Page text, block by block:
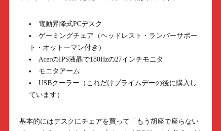
電動昇降式PCデスク
ゲーミングチェア（ヘッドレスト・ランバーサポー
ト・オットーマン付き）
AcerのIPS液晶で180Hzの27インチモニタ
モニタアーム
USBクーラー（これだけプライムデーの後に購入し
ています）
基本的にはデスクにチェアを買って「もう胡座で座らない